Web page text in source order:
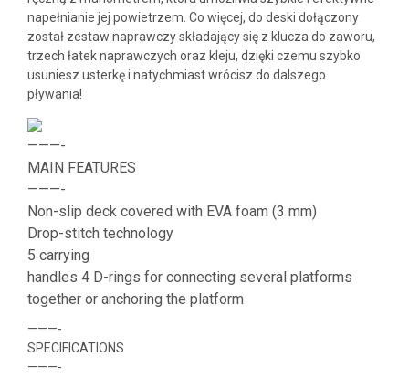
napełnianie jej powietrzem. Co więcej, do deski dołączony
został zestaw naprawczy składający się z klucza do zaworu,
trzech łatek naprawczych oraz kleju, dzięki czemu szybko
usuniesz usterkę i natychmiast wrócisz do dalszego
pływania!
———-
MAIN FEATURES
———-
Non-slip deck covered with EVA foam (3 mm)
Drop-stitch technology
5 carrying
handles 4 D-rings for connecting several platforms
together or anchoring the platform
———-
SPECIFICATIONS
———-